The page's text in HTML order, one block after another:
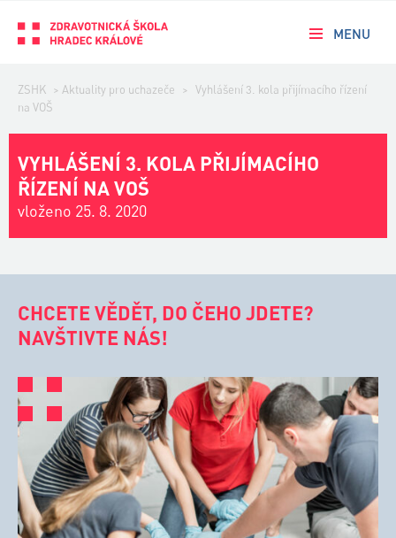
MENU
ZSHK > Aktuality pro uchazeče > Vyhlášení 3. kola přijímacího řízení
na VOŠ
VYHLÁŠENÍ 3. KOLA PŘIJÍMACÍHO
ŘÍZENÍ NA VOŠ
vloženo 25. 8. 2020
CHCETE VĚDĚT, DO ČEHO JDETE?
NAVŠTIVTE NÁS!